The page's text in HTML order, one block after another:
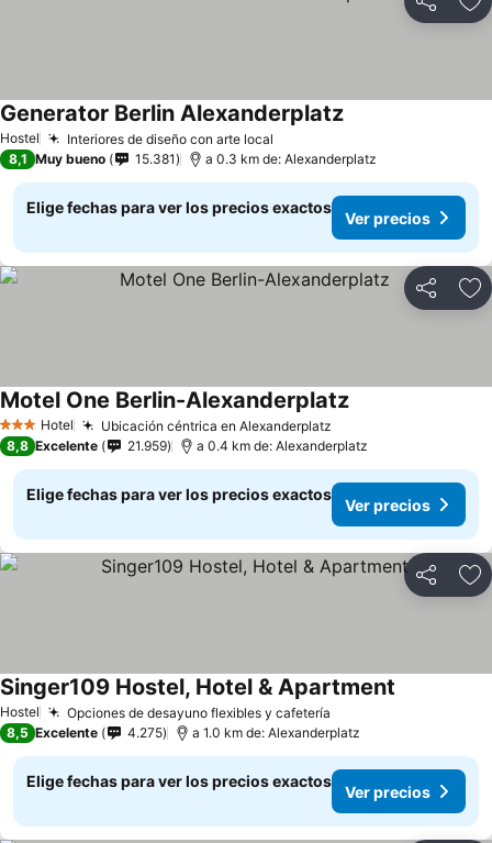
Compartir
Hostel Interiores de diseño con arte local
Generator Berlin Alexanderplatz
8,1 Muy bueno 15.381 a 0.3 km de: Alexanderplatz
Elige fechas para ver los precios exactos
Ver precios
Compartir
3 Estrellas
Hotel Ubicación céntrica en Alexanderplatz
Motel One Berlin-Alexanderplatz
8,8 Excelente 21.959 a 0.4 km de: Alexanderplatz
Elige fechas para ver los precios exactos
Ver precios
Compartir
Hostel Opciones de desayuno flexibles y cafetería
Singer109 Hostel, Hotel & Apartment
8,5 Excelente 4.275 a 1.0 km de: Alexanderplatz
Elige fechas para ver los precios exactos
Ver precios